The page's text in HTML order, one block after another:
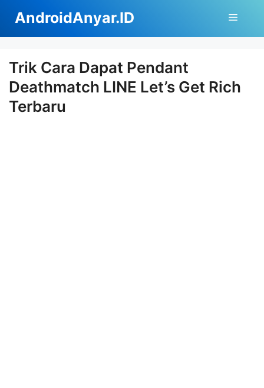
isi
AndroidAnyar.ID Menu
Trik Cara Dapat Pendant
Deathmatch LINE Let’s Get Rich
Terbaru